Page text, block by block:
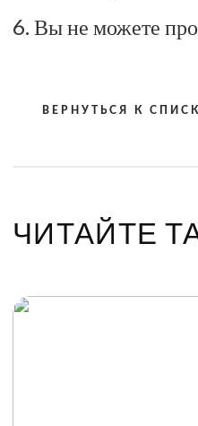
6. Вы не можете
ВЕРНУТЬСЯ К
ЧИТАЙТЕ